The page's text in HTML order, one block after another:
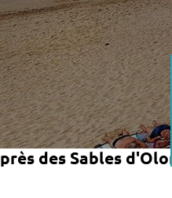
près des Sables